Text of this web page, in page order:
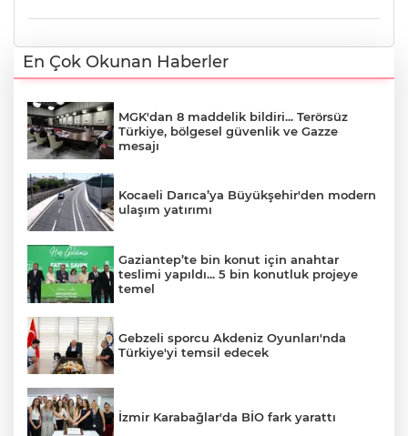
En Çok Okunan Haberler
MGK'dan 8 maddelik bildiri... Terörsüz
Türkiye, bölgesel güvenlik ve Gazze
mesajı
Kocaeli Darıca’ya Büyükşehir'den modern
ulaşım yatırımı
Gaziantep’te bin konut için anahtar
teslimi yapıldı... 5 bin konutluk projeye
temel
Gebzeli sporcu Akdeniz Oyunları'nda
Türkiye'yi temsil edecek
İzmir Karabağlar'da BİO fark yarattı